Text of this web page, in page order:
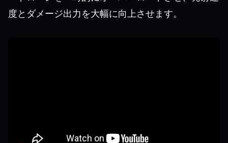
度とダメージ出力を大幅に向上させます。